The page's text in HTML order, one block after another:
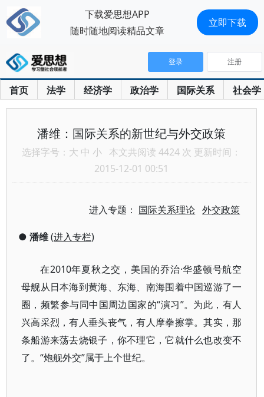
首页 法学 经济学 政治学 国际关系 社会学
登录 注册
潘维：国际关系的新世纪与外交政策
选择字号： 大 中 小 本文共阅读 4424 次 更新时间：
2015-12-01 00:51
进入专题： 国际关系理论 外交政策
● 潘维(进入专栏)
在2010年夏秋之交，美国的乔治·华盛顿号航空
母舰从日本海到黄海、东海、南海围着中国巡游了一
圈，频繁参与同中国周边国家的“演习”。为此，有人
兴高采烈，有人垂头丧气，有人摩拳擦掌。其实，那
条船游来荡去烧银子，你不理它，它就什么也改变不
了。“炮舰外交”属于上个世纪。
下载爱思想APP
随时随地阅读精品文章
立即下载